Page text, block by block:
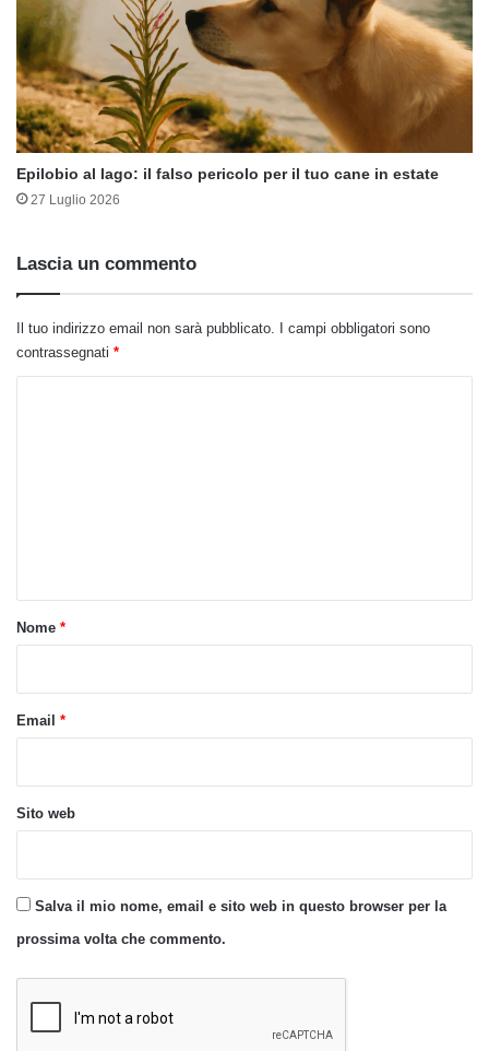
Epilobio al lago: il falso pericolo per il tuo cane in estate
27 Luglio 2026
Lascia un commento
Il tuo indirizzo email non sarà pubblicato. I campi obbligatori sono
contrassegnati *
o
Nome *
Email *
Sito web
Salva il mio nome, email e sito web in questo browser per la
prossima volta che commento.